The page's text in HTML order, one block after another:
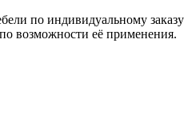
по индивидуальному заказу
возможности её применения.